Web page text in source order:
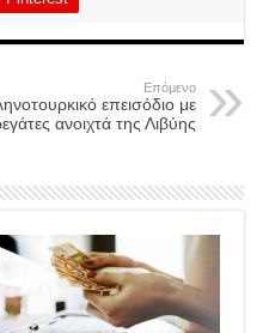
Επόμενο
επεισόδιο με
ανοιχτά της Λιβύης